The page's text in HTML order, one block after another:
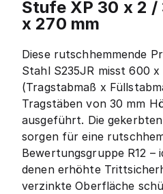
Stufe XP 30 x 2 /
x 270 mm
Diese rutschhemmende
Stahl S235JR misst 600 x
(Tragstabmaß x
Tragstäben von 30 mm
ausgeführt. Die
sorgen für eine
Bewertungsgruppe R12 –
denen erhöhte
verzinkte Oberfläche